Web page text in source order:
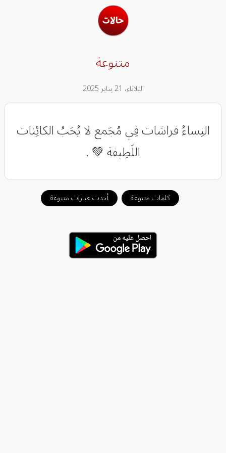
متنوعة
الثلاثاء، 21 يناير 2025
النِساءُ فراشات فِي مُجَمع لا يُحَبُ الكائِنات
اللَطِيفة 💚 .
كلمات متنوعة أحدث عبارات متنوعة